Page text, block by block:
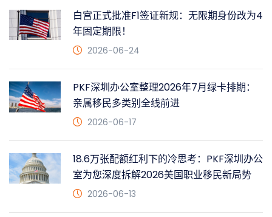
白宫正式批准F1签证新规：无限期身份改为4
年固定期限！
2026-06-24
PKF深圳办公室整理2026年7月绿卡排期：
亲属移民多类别全线前进
2026-06-17
18.6万张配额红利下的冷思考：PKF深圳办公
室为您深度拆解2026美国职业移民新局势
2026-06-13